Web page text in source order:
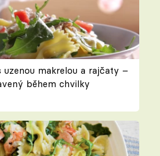
makrelou a rajčaty –
během chvilky